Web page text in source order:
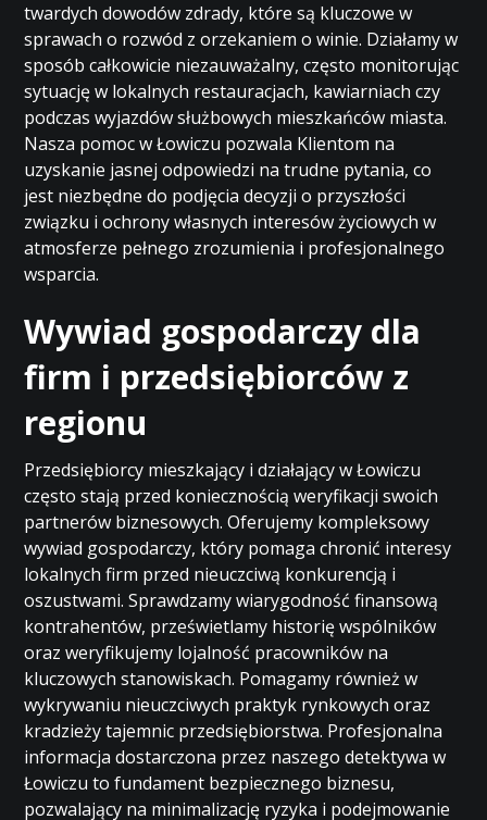
twardych dowodów zdrady, które są kluczowe w
sprawach o rozwód z orzekaniem o winie. Działamy w
sposób całkowicie niezauważalny, często monitorując
sytuację w lokalnych restauracjach, kawiarniach czy
podczas wyjazdów służbowych mieszkańców miasta.
Nasza pomoc w Łowiczu pozwala Klientom na
uzyskanie jasnej odpowiedzi na trudne pytania, co
jest niezbędne do podjęcia decyzji o przyszłości
związku i ochrony własnych interesów życiowych w
atmosferze pełnego zrozumienia i profesjonalnego
wsparcia.
Wywiad gospodarczy dla
firm i przedsiębiorców z
regionu
Przedsiębiorcy mieszkający i działający w Łowiczu
często stają przed koniecznością weryfikacji swoich
partnerów biznesowych. Oferujemy kompleksowy
wywiad gospodarczy, który pomaga chronić interesy
lokalnych firm przed nieuczciwą konkurencją i
oszustwami. Sprawdzamy wiarygodność finansową
kontrahentów, prześwietlamy historię wspólników
oraz weryfikujemy lojalność pracowników na
kluczowych stanowiskach. Pomagamy również w
wykrywaniu nieuczciwych praktyk rynkowych oraz
kradzieży tajemnic przedsiębiorstwa. Profesjonalna
informacja dostarczona przez naszego detektywa w
Łowiczu to fundament bezpiecznego biznesu,
pozwalający na minimalizację ryzyka i podejmowanie